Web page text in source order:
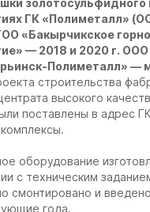
золотосульфидного
ГК «Полиметалл»
«Бакырчикское
— 2018 и 2020 г. ООО
Полиметалл» —
строительства
высокого
поставлены в адрес
оборудование
с техническим
смонтировано и
года.